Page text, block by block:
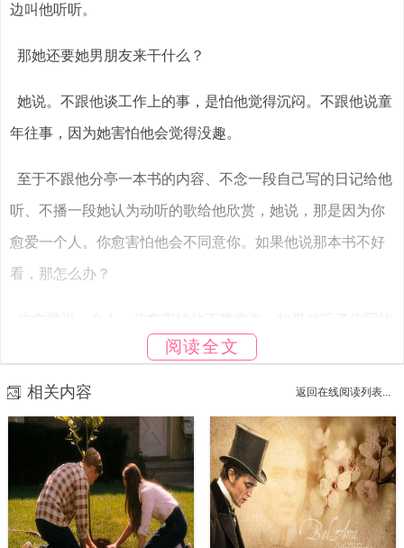
边叫他听听。
那她还要她男朋友来干什么？
她说。不跟他谈工作上的事，是怕他觉得沉闷。不跟他说童
年往事，因为她害怕他会觉得没趣。
至于不跟他分亭一本书的内容、不念一段自己写的日记给他
听、不播一段她认为动听的歌给他欣赏，她说，那是因为你
愈爱一个人。你愈害怕他会不同意你。如果他说那本书不好
看，那怎么办？
那一段日记，只是微笑着，什么也不说，你怎么知道他心里
想些什么？
你愈在乎一个人，你愈害怕他会嘲笑你。如果他听了那首
歌，说那首歌很普通，他听过更好的，你会很不开心。
我们在自己爱的人面前，竟然是有些怯懦的。另一个男人的
作用，正是填补这些遗憾。
阅读全文
相关内容 返回在线阅读列表...